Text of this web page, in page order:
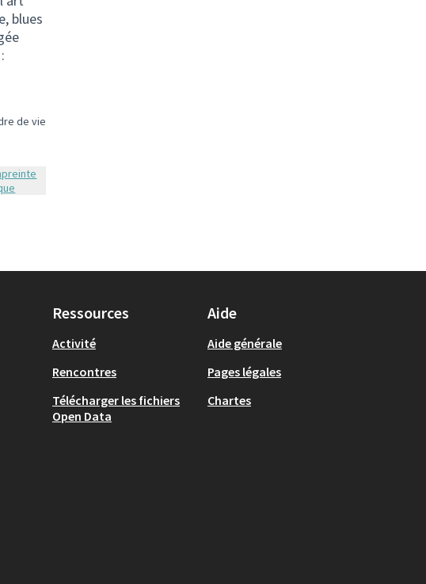
blues
catégorie : Environnement/Cadre de vie
de vie
Ressources
Activité
Rencontres
Télécharger les fichiers
Open Data
Aide
Aide générale
Pages légales
Chartes